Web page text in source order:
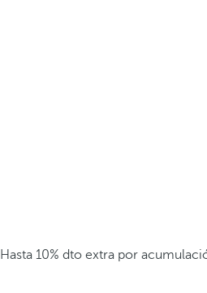
Hasta 10% dto extra por